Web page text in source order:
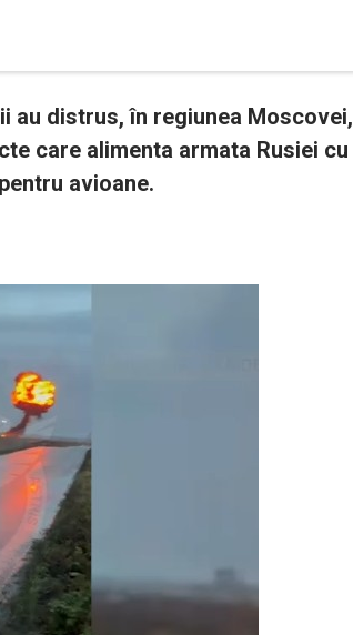
au distrus, în regiunea Moscovei,
care alimenta armata Rusiei cu
avioane.